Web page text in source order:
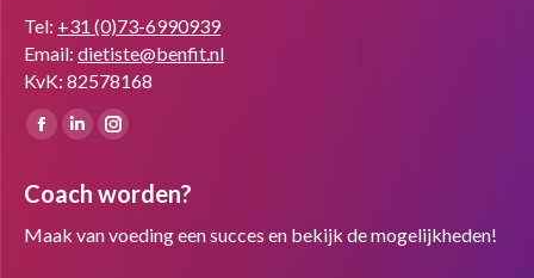
Tel: +31 (0)73-6990939
Email: dietiste@benfit.nl
KvK: 82578168
Vind ons op:
Facebook
opens
in
Linkedin
opens
in
Instagram
opens
in
Coach worden?
Maak van voeding een succes en bekijk de mogelijkheden!